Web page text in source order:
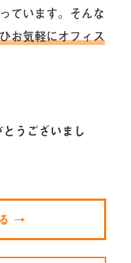
ています。そんな
お気軽にオフィス
うございまし
→